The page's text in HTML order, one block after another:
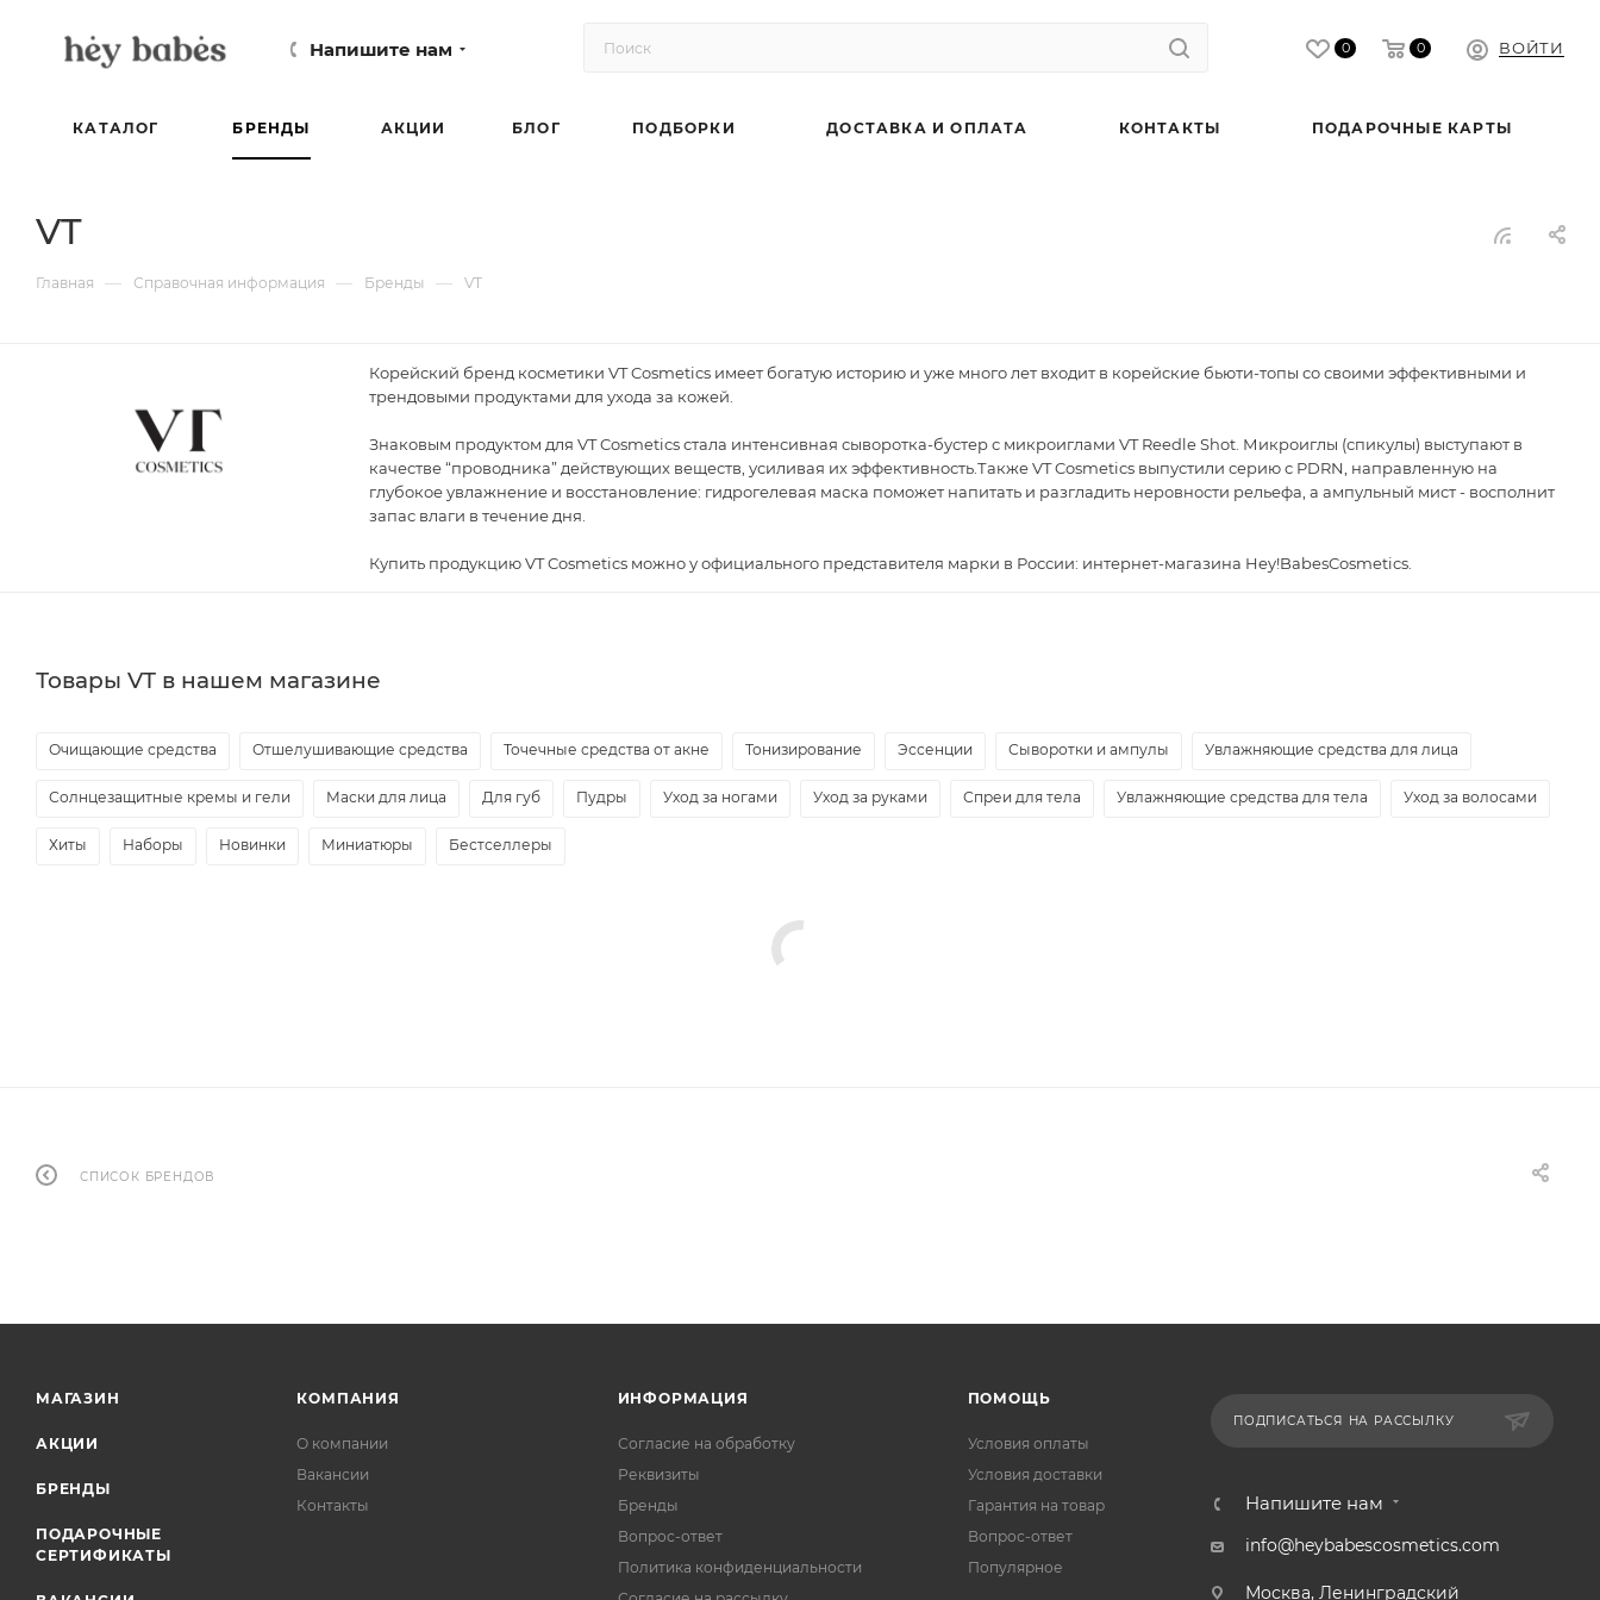
Напишите нам 0 0 ВОЙТИ
КАТАЛОГ БРЕНДЫ АКЦИИ БЛОГ ПОДБОРКИ ДОСТАВКА И ОПЛАТА КОНТАКТЫ ПОДАРОЧНЫЕ КАРТЫ
VT
Главная — Справочная информация — Бренды — VT
Корейский бренд косметики VT Cosmetics имеет богатую историю и уже много лет входит в корейские бьюти-топы со своими эффективными и
трендовыми продуктами для ухода за кожей.
Знаковым продуктом для VT Cosmetics стала интенсивная сыворотка-бустер с микроиглами VT Reedle Shot. Микроиглы (спикулы) выступают в
качестве “проводника” действующих веществ, усиливая их эффективность.Также VT Cosmetics выпустили серию с PDRN, направленную на
глубокое увлажнение и восстановление: гидрогелевая маска поможет напитать и разгладить неровности рельефа, а ампульный мист - восполнит
запас влаги в течение дня.
Купить продукцию VT Cosmetics можно у официального представителя марки в России: интернет-магазина Hey!BabesCosmetics.
Товары VT в нашем магазине
Очищающие средства Отшелушивающие средства Точечные средства от акне Тонизирование Эссенции Сыворотки и ампулы Увлажняющие средства для лица
Солнцезащитные кремы и гели Маски для лица Для губ Пудры Уход за ногами Уход за руками Спреи для тела Увлажняющие средства для тела Уход за волосами
Хиты Наборы Новинки Миниатюры Бестселлеры
СПИСОК БРЕНДОВ
МАГАЗИН
АКЦИИ
БРЕНДЫ
ПОДАРОЧНЫЕ
СЕРТИФИКАТЫ
КОМПАНИЯ
О компании
Вакансии
Контакты
ИНФОРМАЦИЯ
Согласие на обработку
Реквизиты
Бренды
Вопрос-ответ
Политика конфиденциальности
ПОМОЩЬ
Условия оплаты
Условия доставки
Гарантия на товар
Вопрос-ответ
Популярное
ПОДПИСАТЬСЯ НА РАССЫЛКУ
Напишите нам
info@heybabescosmetics.com
Москва, Ленинградский